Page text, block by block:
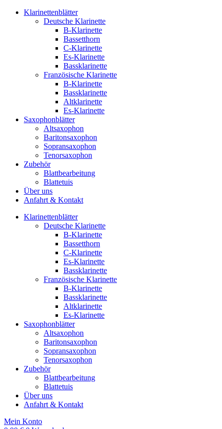
Klarinettenblätter
Deutsche Klarinette
B-Klarinette
Bassetthorn
C-Klarinette
Es-Klarinette
Bassklarinette
Französische Klarinette
B-Klarinette
Bassklarinette
Altklarinette
Es-Klarinette
Saxophonblätter
Altsaxophon
Baritonsaxophon
Sopransaxophon
Tenorsaxophon
Zubehör
Blattbearbeitung
Blattetuis
Über uns
Anfahrt & Kontakt
Klarinettenblätter
Deutsche Klarinette
B-Klarinette
Bassetthorn
C-Klarinette
Es-Klarinette
Bassklarinette
Französische Klarinette
B-Klarinette
Bassklarinette
Altklarinette
Es-Klarinette
Saxophonblätter
Altsaxophon
Baritonsaxophon
Sopransaxophon
Tenorsaxophon
Zubehör
Blattbearbeitung
Blattetuis
Über uns
Anfahrt & Kontakt
Mein Konto